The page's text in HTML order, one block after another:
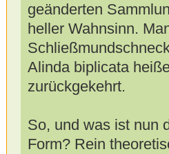
geänderten
heller Wahnsinn.
Alinda biplicata
zurückgekehrt.
So, und was ist nun
Form? Rein